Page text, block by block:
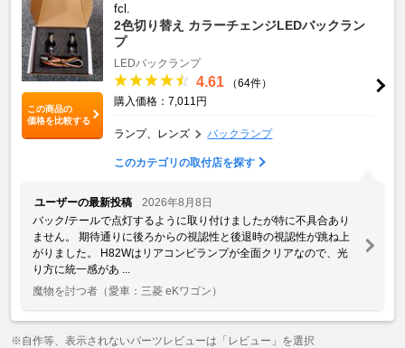
この商品の
価格を比較する
fcl.
2色切り替え カラーチェンジLEDバックラン
プ
LEDバックランプ
4.61
（64件）
購入価格：7,011円
ランプ、レンズ バックランプ
このカテゴリの取付店を探す
ユーザーの最新投稿
2026年8月8日
バック/テールで点灯するように取り付けましたが特に不具合あり
ません。 期待通りに後ろからの視認性と後退時の視認性が跳ね上
がりました。 H82Wはリアコンビランプが全面クリアなので、光
り方に統一感があ ...
魔物を討つ者 （愛車：三菱 eKワゴン）
※自作等、表示されないパーツレビューは「レビュー」を選択